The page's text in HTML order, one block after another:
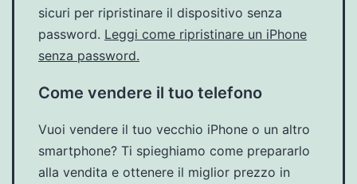
sicuri per ripristinare il dispositivo senza
password. Leggi come ripristinare un iPhone
senza password.
Come vendere il tuo telefono
Vuoi vendere il tuo vecchio iPhone o un altro
smartphone? Ti spieghiamo come prepararlo
alla vendita e ottenere il miglior prezzo in